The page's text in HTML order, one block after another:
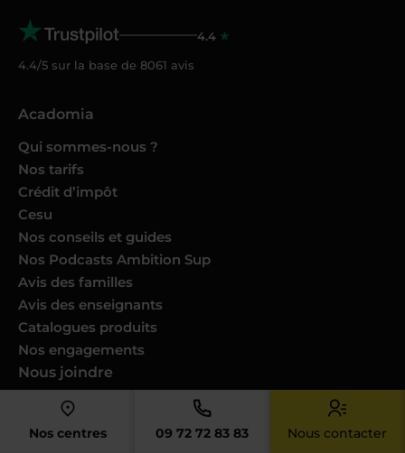
Nos centres 09 72 72 83 83 Nous contacter
4.4
4.4/5 sur la base de 8061 avis
Acadomia
Qui sommes-nous ?
Nos tarifs
Crédit d’impôt
Cesu
Nos conseils et guides
Nos Podcasts Ambition Sup
Avis des familles
Avis des enseignants
Catalogues produits
Nos engagements
Nous joindre
Devenir enseignant
Devenir professeur musique